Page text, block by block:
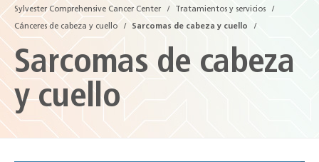
Sylvester Comprehensive Cancer Center Tratamientos y servicios
Cánceres de cabeza y cuello Sarcomas de cabeza y cuello
Sarcomas de cabeza
y cuello